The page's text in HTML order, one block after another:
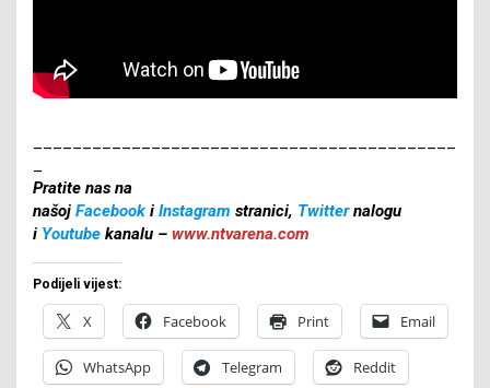
Pratite nas na
našoj Facebook i Instagram stranici, Twitternalogu
i Youtube kanalu – www.ntvarena.com
Podijeli vijest:
X Facebook Print Email
WhatsApp Telegram Reddit